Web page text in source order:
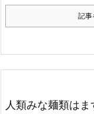
記事
人類みな麺類は